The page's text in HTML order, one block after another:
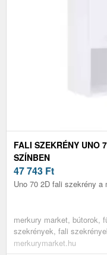
FALI SZEKRÉNY UNO
SZÍNBEN
47 743 Ft
Uno 70 2D fali szekrény
merkury market, bútorok,
szekrények, fali
merkurymarket.hu